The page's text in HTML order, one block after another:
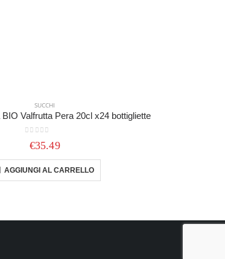
SUCCHI
Valfrutta Pera 20cl x24 bottigliette
€35.49
AGGIUNGI AL CARRELLO